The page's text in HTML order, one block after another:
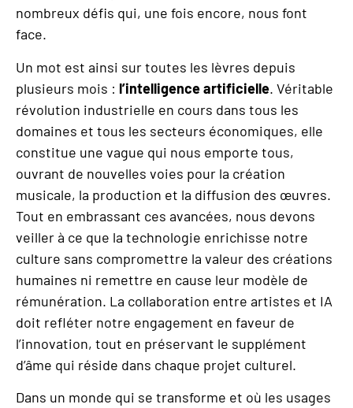
nombreux défis qui, une fois encore, nous font
face.
Un mot est ainsi sur toutes les lèvres depuis
plusieurs mois : l’intelligence artificielle. Véritable
révolution industrielle en cours dans tous les
domaines et tous les secteurs économiques, elle
constitue une vague qui nous emporte tous,
ouvrant de nouvelles voies pour la création
musicale, la production et la diffusion des œuvres.
Tout en embrassant ces avancées, nous devons
veiller à ce que la technologie enrichisse notre
culture sans compromettre la valeur des créations
humaines ni remettre en cause leur modèle de
rémunération. La collaboration entre artistes et IA
doit refléter notre engagement en faveur de
l’innovation, tout en préservant le supplément
d’âme qui réside dans chaque projet culturel.
Dans un monde qui se transforme et où les usages